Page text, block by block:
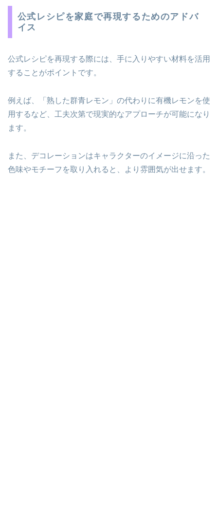
公式レシピを家庭で再現するためのアドバ
イス
公式レシピを再現する際には、手に入りやすい材料を活用
することがポイントです。
例えば、「熟した群青レモン」の代わりに有機レモンを使
用するなど、工夫次第で現実的なアプローチが可能になり
ます。
また、デコレーションはキャラクターのイメージに沿った
色味やモチーフを取り入れると、より雰囲気が出せます。